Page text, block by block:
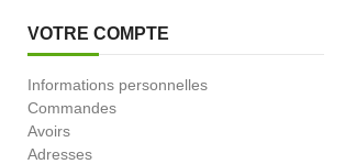
VOTRE COMPTE
Informations personnelles
Commandes
Avoirs
Adresses